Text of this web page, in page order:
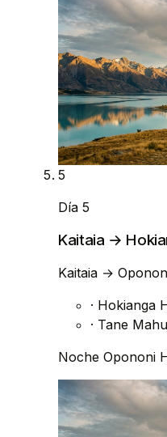
5
Día 5
Kaitaia →
Kaitaia →
· Hokianga
· Tane
Noche Opononi